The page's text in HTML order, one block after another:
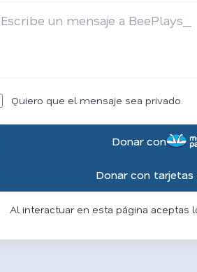
Quiero que el mensaje sea privado.
Donar con
Donar con
Al interactuar en esta página aceptas